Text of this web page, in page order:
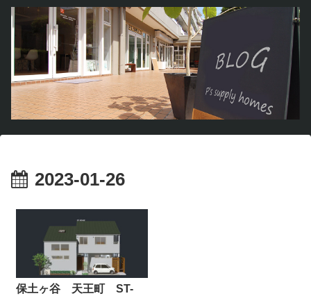
2023-01-26
保土ヶ谷 天王町 ST-